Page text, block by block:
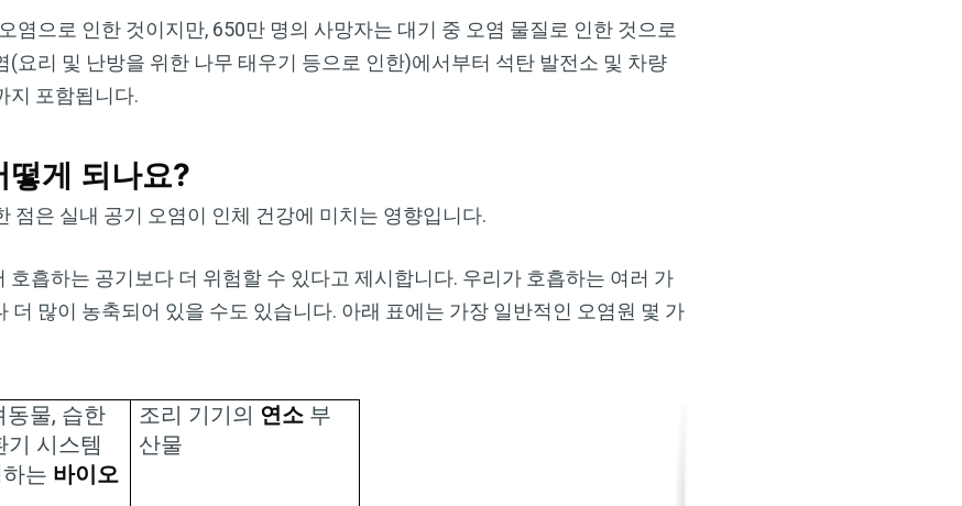
오염으로 인한 것이지만, 650만 명의 사망자는 대기 중 오염 물질로 인한 것으로
(요리 및 난방을 위한 나무 태우기 등으로 인한)에서부터 석탄 발전소 및 차량
지 포함됩니다.
떻게 되나요?
점은 실내 공기 오염이 인체 건강에 미치는 영향입니다.
흡하는 공기보다 더 위험할 수 있다고 제시합니다. 우리가 호흡하는 여러 가
더 많이 농축되어 있을 수도 있습니다. 아래 표에는 가장 일반적인 오염원 몇 가
동물, 습한
기 시스템
는 바이오
조리 기기의 연소 부
산물